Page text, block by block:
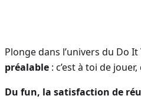
Plonge dans l’univers du Do
préalable : c’est à toi de
Du fun, la satisfaction de